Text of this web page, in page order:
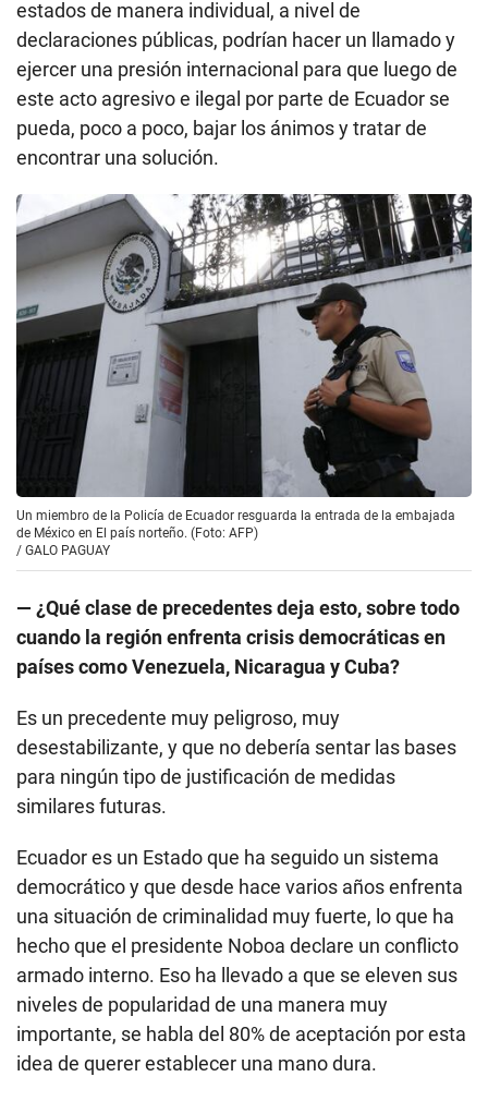
estados de manera individual, a nivel de
declaraciones públicas, podrían hacer un llamado y
ejercer una presión internacional para que luego de
este acto agresivo e ilegal por parte de Ecuador se
pueda, poco a poco, bajar los ánimos y tratar de
encontrar una solución.
Un miembro de la Policía de Ecuador resguarda la entrada de la embajada
de México en El país norteño. (Foto: AFP)
/ GALO PAGUAY
— ¿Qué clase de precedentes deja esto, sobre todo
cuando la región enfrenta crisis democráticas en
países como Venezuela, Nicaragua y Cuba?
Es un precedente muy peligroso, muy
desestabilizante, y que no debería sentar las bases
para ningún tipo de justificación de medidas
similares futuras.
Ecuador es un Estado que ha seguido un sistema
democrático y que desde hace varios años enfrenta
una situación de criminalidad muy fuerte, lo que ha
hecho que el presidente Noboa declare un conflicto
armado interno. Eso ha llevado a que se eleven sus
niveles de popularidad de una manera muy
importante, se habla del 80% de aceptación por esta
idea de querer establecer una mano dura.